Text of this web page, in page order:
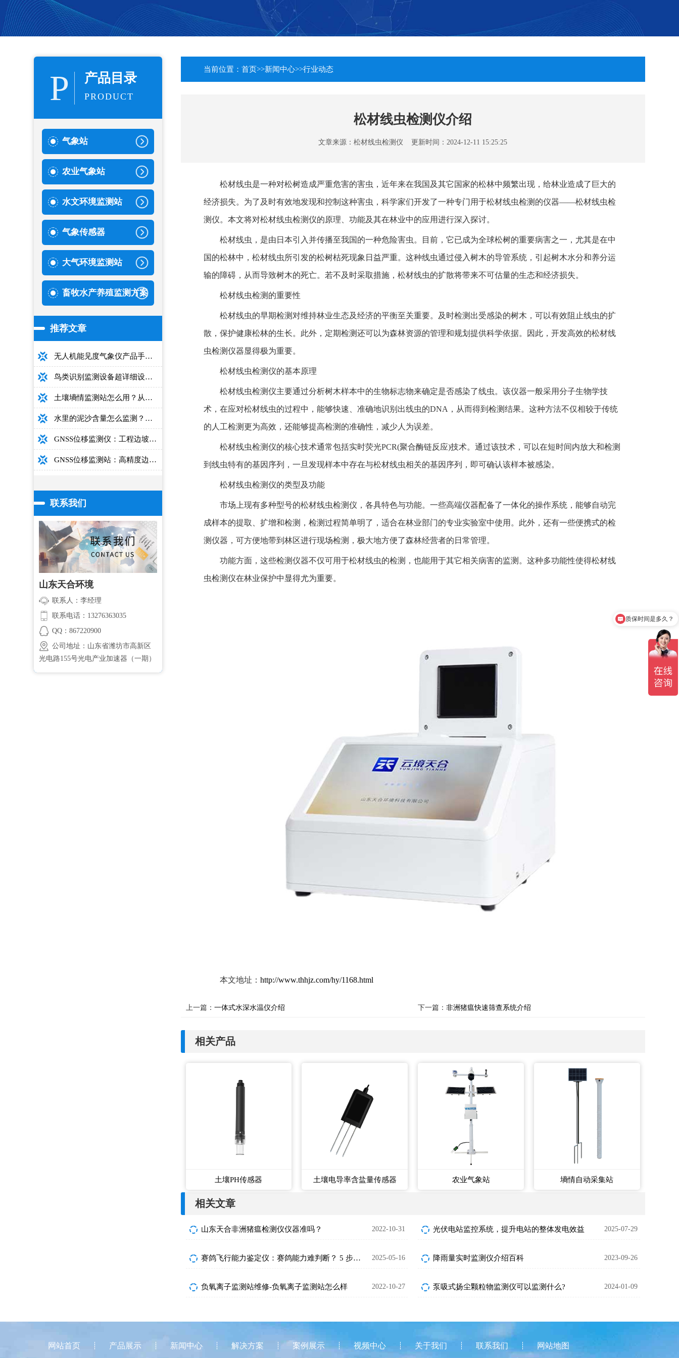
P 产品目录
PRODUCT
气象站
农业气象站
水文环境监测站
气象传感器
大气环境监测站
畜牧水产养殖监测方案
推荐文章
无人机能见度气象仪产品手册：型号推荐+详细性能参数+对比表+选购指南
鸟类识别监测设备超详细设备选型指南
土壤墒情监测站怎么用？从安装到数据解读的完整操作手册
水里的泥沙含量怎么监测？用这款光电测沙仪超方便！
GNSS位移监测仪：工程边坡毫米级高精度安全监测设备
GNSS位移监测站：高精度边坡大坝桥梁安全监测设备介绍
联系我们
山东天合环境
联系人：李经理
联系电话：13276363035
QQ：867220900
公司地址：山东省潍坊市高新区
光电路155号光电产业加速器（一期）
当前位置： 首页>>新闻中心>>行业动态
松材线虫检测仪介绍
文章来源：松材线虫检测仪 更新时间：2024-12-11 15:25:25
松材线虫是一种对松树造成严重危害的害虫，近年来在我国及其它国家的松林中频繁出现，给林业造成了巨大的
经济损失。为了及时有效地发现和控制这种害虫，科学家们开发了一种专门用于松材线虫检测的仪器——松材线虫检
测仪。本文将对松材线虫检测仪的原理、功能及其在林业中的应用进行深入探讨。
松材线虫，是由日本引入并传播至我国的一种危险害虫。目前，它已成为全球松树的重要病害之一，尤其是在中
国的松林中，松材线虫所引发的松树枯死现象日益严重。这种线虫通过侵入树木的导管系统，引起树木水分和养分运
输的障碍，从而导致树木的死亡。若不及时采取措施，松材线虫的扩散将带来不可估量的生态和经济损失。
松材线虫检测的重要性
松材线虫的早期检测对维持林业生态及经济的平衡至关重要。及时检测出受感染的树木，可以有效阻止线虫的扩
散，保护健康松林的生长。此外，定期检测还可以为森林资源的管理和规划提供科学依据。因此，开发高效的松材线
虫检测仪器显得极为重要。
松材线虫检测仪的基本原理
松材线虫检测仪主要通过分析树木样本中的生物标志物来确定是否感染了线虫。该仪器一般采用分子生物学技
术，在应对松材线虫的过程中，能够快速、准确地识别出线虫的DNA，从而得到检测结果。这种方法不仅相较于传统
的人工检测更为高效，还能够提高检测的准确性，减少人为误差。
松材线虫检测仪的核心技术通常包括实时荧光PCR(聚合酶链反应)技术。通过该技术，可以在短时间内放大和检测
到线虫特有的基因序列，一旦发现样本中存在与松材线虫相关的基因序列，即可确认该样本被感染。
松材线虫检测仪的类型及功能
市场上现有多种型号的松材线虫检测仪，各具特色与功能。一些高端仪器配备了一体化的操作系统，能够自动完
成样本的提取、扩增和检测，检测过程简单明了，适合在林业部门的专业实验室中使用。此外，还有一些便携式的检
测仪器，可方便地带到林区进行现场检测，极大地方便了森林经营者的日常管理。
功能方面，这些检测仪器不仅可用于松材线虫的检测，也能用于其它相关病害的监测。这种多功能性使得松材线
虫检测仪在林业保护中显得尤为重要。
本文地址：http://www.thhjz.com/hy/1168.html
上一篇： 一体式水深水温仪介绍 下一篇：非洲猪瘟快速筛查系统介绍
相关产品
土壤PH传感器 土壤电导率含盐量传感器 农业气象站 墒情自动采集站
相关文章
山东天合非洲猪瘟检测仪仪器准吗？ 2022-10-31 光伏电站监控系统，提升电站的整体发电效益 2025-07-29
赛鸽飞行能力鉴定仪：赛鸽能力难判断？ 5 步选出“飞行健将”​ 2025-05-16 降雨量实时监测仪介绍百科 2023-09-26
负氧离子监测站维修-负氧离子监测站怎么样 2022-10-27 泵吸式扬尘颗粒物监测仪可以监测什么? 2024-01-09
网站首页 产品展示 新闻中心 解决方案 案例展示 视频中心 关于我们 联系我们 网站地图
质保时间是多久？